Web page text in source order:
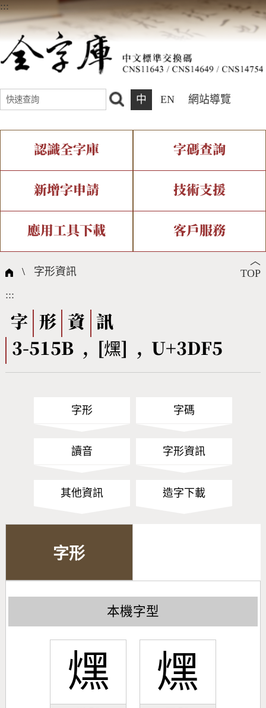
:::
中 EN 網站導覽
認識全字庫
全字庫介紹 全字庫現況
中文碼介紹 專有名詞介紹
國際字碼相關組織
字碼查詢
IDS查詢 部件查詢
複合查詢 注音查詢
筆畫查詢
筆順序查詢
CNS查詢 Unicode查詢
新增字申請
新字申請處理流程
技術支援
字形即時顯示 造字解決方案
全字庫授權 轉碼Web Service
應用工具下載
個人電腦造字處理工具
字形下載
客戶服務
問題集
熱門查詢統計
︿
TOP
\ 字形資訊
:::
字 形 資
訊
3-515B , [㷵] , U+3DF5
字形 字碼
讀音 字形資訊
其他資訊 造字下載
字形
本機字型
㷵 㷵